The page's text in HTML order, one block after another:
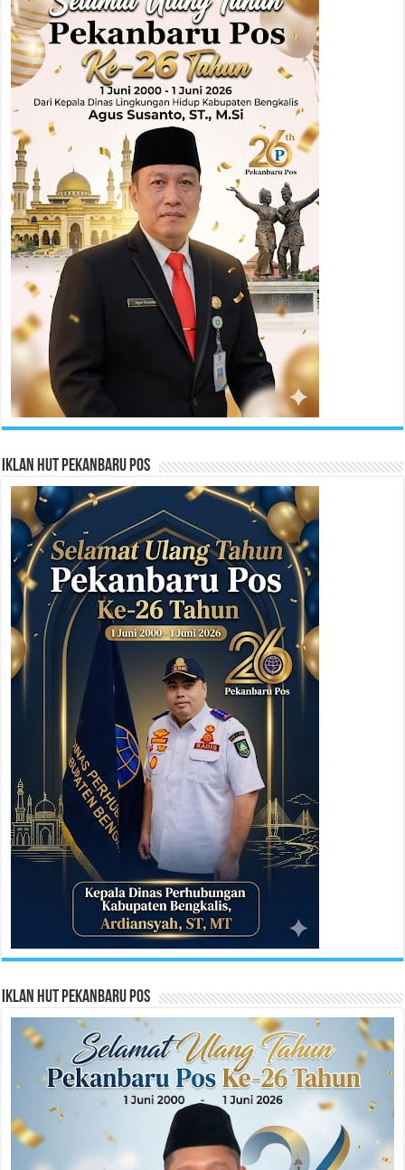
Iklan HUT Pekanbaru Pos
Iklan HUT Pekanbaru Pos